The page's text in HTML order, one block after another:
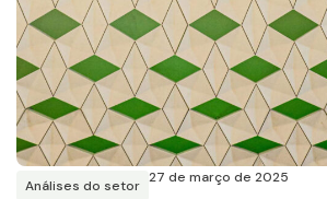
Análises do setor 27 de março de 2025